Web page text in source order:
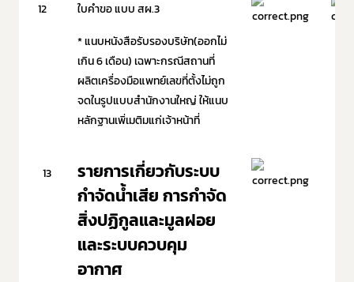
12
ใบคำขอ แบบ สผ.3
* แนบหนังสือรับรองบริษัท(ออกไม่
เกิน 6 เดือน) เฉพาะกรณีสถานที่
ผลิตเครื่องมือแพทย์เลขที่ตั้งไม่ถูก
จดในรูปแบบสำนักงานใหญ่ ให้แนบ
หลักฐานเพิ่เมติมแก่เจ้าหน้าที่
13
รายการเกี่ยวกับระบบ
กำจัดน้ำเสีย การกำจัด
สิ่งปฏิกูลและมูลฝอย
และระบบควบคุม
อากาศ